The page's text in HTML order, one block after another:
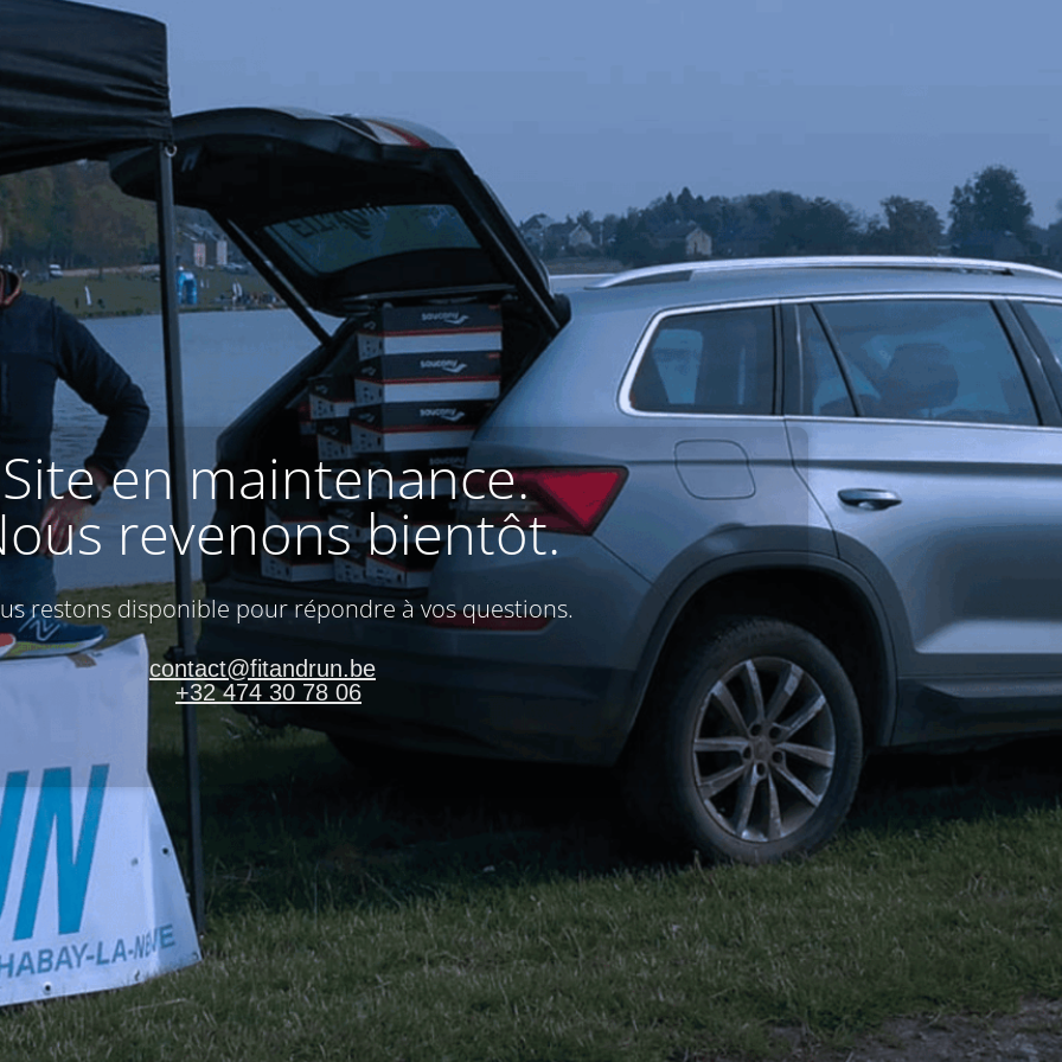
Site en maintenance.
revenons bientôt.
restons disponible pour répondre à vos questions.
contact@fitandrun.be
+32 474 30 78 06